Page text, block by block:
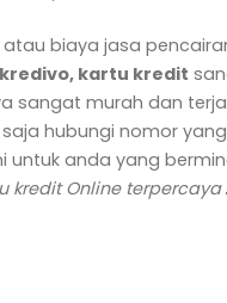
atau biaya jasa
kartu kredit
sangat murah dan
hubungi nomor
untuk anda yang
kredit Online terpercaya